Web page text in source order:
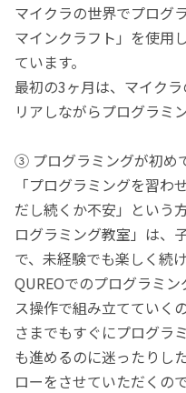
マイクラの世界でプログ
マインクラフト」を使用
ています。
最初の3ヶ月は、マイク
リアしながらプログラミ
③ プログラミングが初め
「プログラミングを習わ
だし続くか不安」という
ログラミング教室」は、
で、未経験でも楽しく続
QUREOでのプログラミ
ス操作で組み立てていく
さまでもすぐにプログラ
も進めるのに迷ったりし
ローをさせていただくの